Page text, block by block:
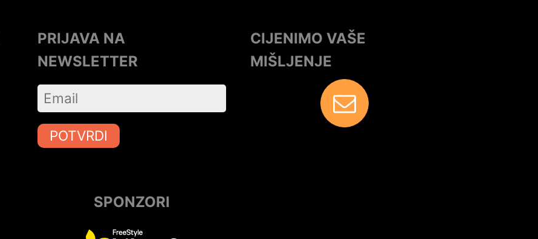
PRIJAVA NA
NEWSLETTER
POTVRDI
CIJENIMO VAŠE
MIŠLJENJE
SPONZORI